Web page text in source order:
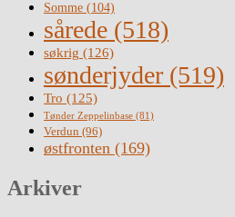
Somme (104)
sårede (518)
søkrig (126)
sønderjyder (519)
Tro (125)
Tønder Zeppelinbase (81)
Verdun (96)
østfronten (169)
Arkiver